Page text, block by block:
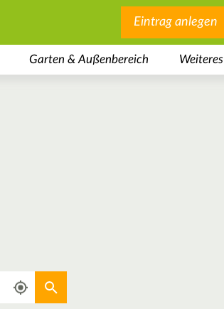
Eintrag anlegen
Garten & Außenbereich Weiteres
Aktuellen Standort verwenden